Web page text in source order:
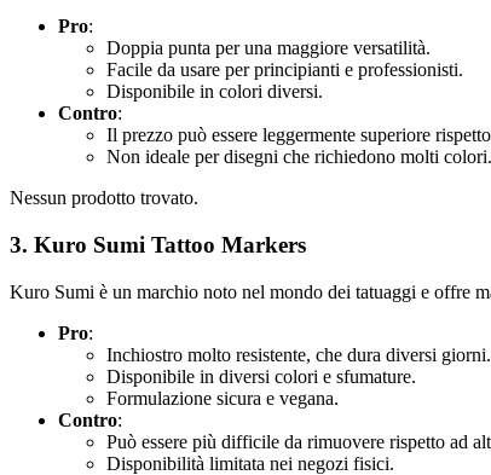
Pro:
Doppia punta per una maggiore versatilità.
Facile da usare per principianti e professionisti.
Disponibile in colori diversi.
Contro:
Il prezzo può essere leggermente superiore
Non ideale per disegni che richiedono molti colori.
Nessun prodotto trovato.
3. Kuro Sumi Tattoo Markers
Kuro Sumi è un marchio noto nel mondo dei tatuaggi e offre
Pro:
Inchiostro molto resistente, che dura diversi giorni.
Disponibile in diversi colori e sfumature.
Formulazione sicura e vegana.
Contro:
Può essere più difficile da rimuovere rispetto ad
Disponibilità limitata nei negozi fisici.